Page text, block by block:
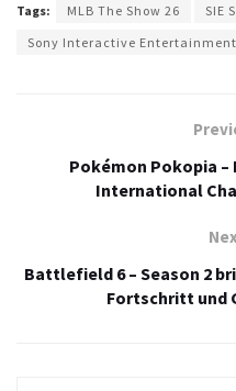
Tags: MLB The Show 26
SIE
Sony Interactive Entertainment
Pokémon Pokopia –
International
Battlefield 6 – Season 2
Fortschritt und